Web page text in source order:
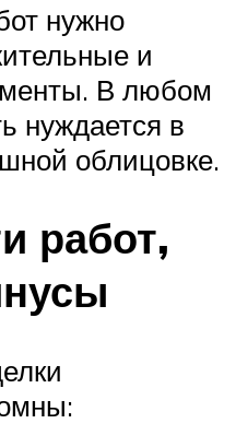
нужно
и
В любом
нуждается в
облицовке.
работ,